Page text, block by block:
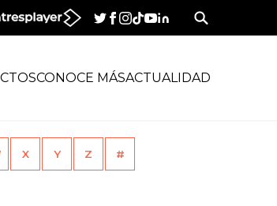
CONOCE MÁSACTUALIDAD
X Y Z #